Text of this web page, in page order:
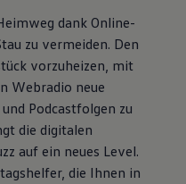
dank Online-
zu vermeiden. Den
vorzuheizen, mit
Webradio neue
Podcastfolgen zu
die digitalen
auf ein neues Level.
die Ihnen in